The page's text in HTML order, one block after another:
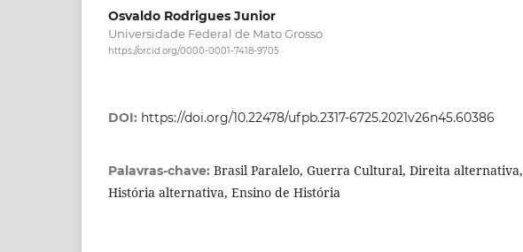
Osvaldo Rodrigues Junior
Universidade Federal de Mato Grosso
https://orcid.org/0000-0001-7418-9705
DOI: https://doi.org/10.22478/ufpb.2317-6725.2021v26n45.60386
Palavras-chave: Brasil Paralelo, Guerra Cultural, Direita alternativa,
História alternativa, Ensino de História